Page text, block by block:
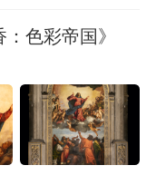
色彩帝国》